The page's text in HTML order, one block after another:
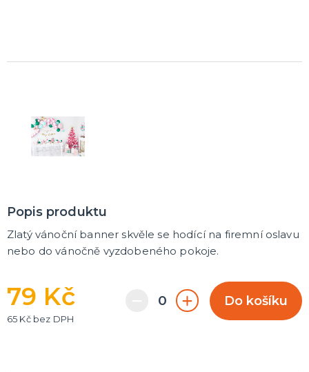
Popis produktu
Zlatý vánoční banner skvěle se hodící na firemní oslavu
nebo do vánočně vyzdobeného pokoje.
79 Kč
65 Kč bez DPH
Do košíku